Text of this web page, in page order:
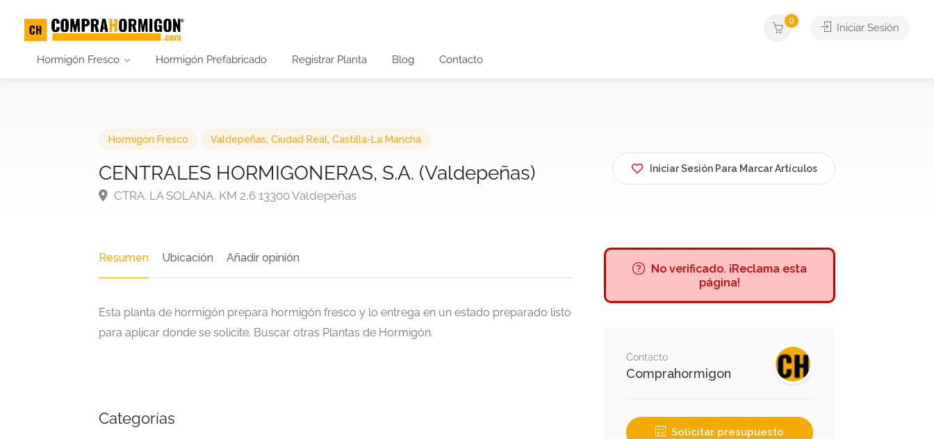
Hormigón Fresco Hormigón Prefabricado Registrar Planta Blog Contacto
0
Iniciar Sesión
Hormigón Fresco Valdepeñas Ciudad Real Castilla-La Mancha
CENTRALES HORMIGONERAS, S.A. (Valdepeñas)
CTRA. LA SOLANA, KM 2,6 13300 Valdepeñas
Iniciar Sesión Para Marcar Artículos
Resumen Ubicación Añadir opinión
Esta planta de hormigón prepara hormigón fresco y lo entrega en un estado preparado listo
para aplicar donde se solicite. Buscar otras Plantas de Hormigón.
Categorías
No verificado. ¡Reclama esta
página!
Contacto
Comprahormigon
Solicitar presupuesto